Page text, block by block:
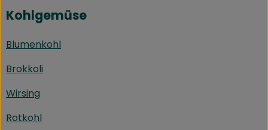
Drogerie
Biokiste
Biomarkt Waldkirch
Über brokkolise
Kohlgemüse
Blumenkohl
Brokkoli
Wirsing
Rotkohl